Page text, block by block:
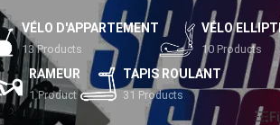
VÉLO D'APPARTEMENT
13 Products
VÉLO
10 Products
RAMEUR
1 Product
TAPIS ROULANT
31 Products
Show 9 12 18 24